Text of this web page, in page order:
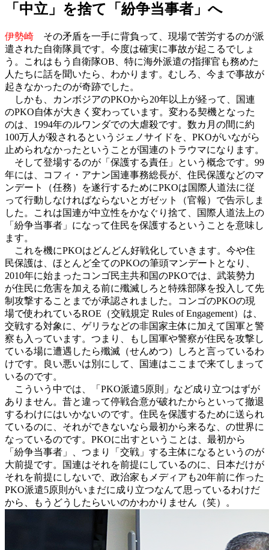
「中立」を捨て「紛争当事者」へ
伊勢崎 その矛盾を一手に背負って、現場で苦労するのが派
遣された自衛隊員です。今度は確実に事故が起こるでしょ
う。これはもう自衛隊OB、特に海外派遣の指揮官も務めた
人たちに話を聞いたら、わかります。むしろ、今まで事故が
起きなかったのが奇跡でした。
しかも、カンボジアのPKOから20年以上が経って、国連
のPKO自体が大きく変わっています。変わる契機となった
のは、1994年のルワンダでの大虐殺です。数カ月の間に約
100万人が殺されるというジェノサイドを、PKOがいながら
止められなかったということが国連のトラウマになります。
そして登場するのが「保護する責任」という概念です。99
年には、コフィ・アナン国連事務総長が、住民保護などのマ
ンデート（任務）を遂行するためにPKOは国際人道法に従
って行動しなければならないとガゼット（官報）で告示しま
した。これは国連が中立性をかなぐり捨て、国際人道法上の
「紛争当事者」になって住民を保護するということを意味し
ます。
これを機にPKOはどんどん好戦化していきます。今や住
民保護は、ほとんど全てのPKOの筆頭マンデートとなり、
2010年に始まったコンゴ民主共和国のPKOでは、武装勢力
が住民に危害を加える前に殲滅しろと特殊部隊を投入して先
制攻撃することまでが承認されました。コンゴのPKOの現
場で使われているROE（交戦規定 Rules of Engagement）は、
交戦する対象に、ゲリラなどの非国家主体に加えて国軍と警
察も入っています。つまり、もし国軍や警察が住民を攻撃し
ている場に遭遇したら殲滅（せんめつ）しろと言っているわ
けです。良い悪いは別にして、国連はここまで来てしまって
いるのです。
こういう中では、「 PKO派遣5原則 」など成り立つはずが
ありません。昔と違って停戦合意が破れたからといって撤退
するわけにはいかないのです。住民を保護するために送られ
ているのに、それができないなら最初から来るな、の世界に
なっているのです。PKOに出すということは、最初から
「紛争当事者」、つまり「交戦」する主体になるというのが
大前提です。国連はそれを前提にしているのに、日本だけが
それを前提にしないで、政治家もメディアも20年前に作った
PKO派遣5原則がいまだに成り立つなんて思っているわけだ
から、もうどうしたらいいのかわかりません（笑）。